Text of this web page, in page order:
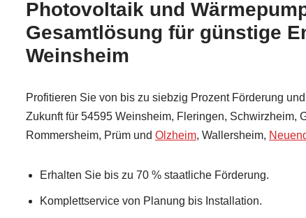
Photovoltaik und
Gesamtlösung für günstige
Weinsheim
Profitieren Sie von bis zu siebzig Prozent Förderung
Zukunft für 54595 Weinsheim, Fleringen, Schwirzheim,
Rommersheim, Prüm und Olzheim, Wallersheim,
Erhalten Sie bis zu 70 % staatliche Förderung.
Komplettservice von Planung bis Installation.